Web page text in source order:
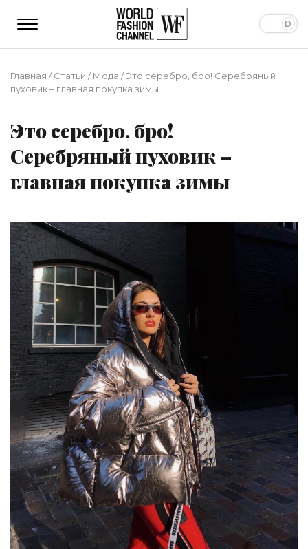
Главная /Статьи /Мода /Это серебро, бро! Серебряный
пуховик – главная покупка зимы
Это серебро, бро!
Серебряный пуховик –
главная покупка зимы